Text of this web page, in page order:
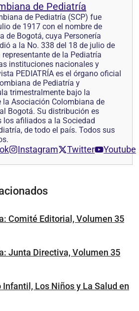
de Pediatría
de Pediatría (SCP) fue
de 1917 con el nombre de
de Bogotá, cuya Personería
a la No. 338 del 18 de julio de
representante de la Pediatría
instituciones nacionales y
PEDIATRÍA es el órgano oficial
de Pediatría y
trimestralmente bajo la
la Asociación Colombiana de
Bogotá. Su distribución es
los afiliados a la Sociedad
de todo el país. Todos sus
Instagram Twitter Youtube
Comité Editorial, Volumen 35
Junta Directiva, Volumen 35
Infantil, Los Niños y La Salud en